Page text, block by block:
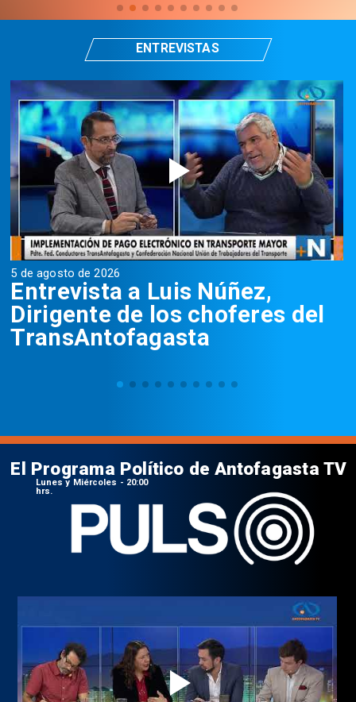
5 de agosto de 2026
Entrevista a Luis Núñez,
Dirigente de los choferes del
TransAntofagasta
ENTREVISTAS
El Programa Político de Antofagasta TV
Lunes y Miércoles - 20:00
hrs.